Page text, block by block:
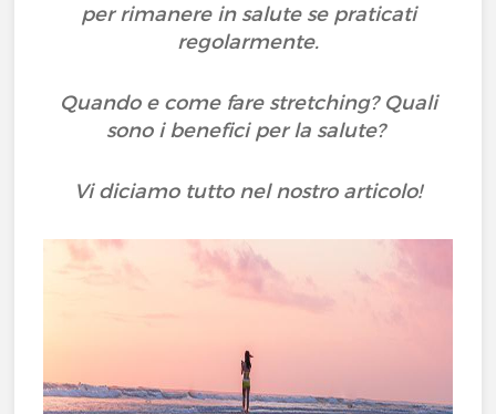
per rimanere in salute se praticati
regolarmente.
Quando e come fare stretching? Quali
sono i benefici per la salute?
Vi diciamo tutto nel nostro articolo!